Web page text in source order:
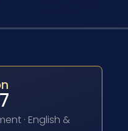
· English &